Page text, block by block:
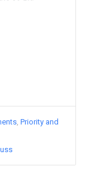
Priority and